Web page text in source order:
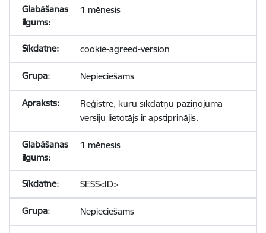
1 mēnesis
cookie-agreed-version
Nepieciešams
Reģistrē, kuru sīkdatņu paziņojuma
versiju lietotājs ir apstiprinājis.
1 mēnesis
SESS<ID>
Nepieciešams